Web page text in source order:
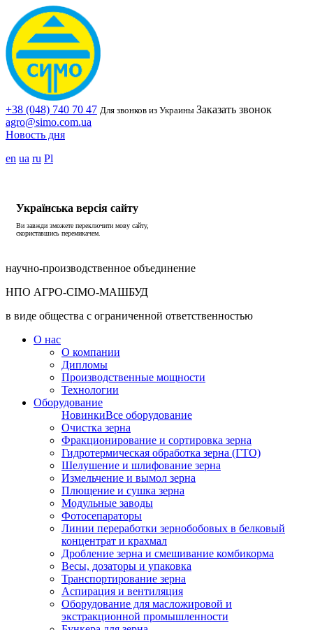
+38 (048) 740 70 47 Для звонков из Украины Заказать звонок
agro@simo.com.ua
Новость дня
en ua ru Pl
Українська версія сайту
Ви завжди зможете переключити мову сайту,
скориставшись перемикачем.
научно-производственное объединение
НПО АГРО-СІМО-МАШБУД
в виде общества с ограниченной ответственностью
О нас
О компании
Дипломы
Производственные мощности
Технологии
Оборудование
НовинкиВсе оборудование
Очистка зерна
Фракционирование и сортировка зерна
Гидротермическая обработка зерна (ГТО)
Шелушение и шлифование зерна
Измельчение и вымол зерна
Плющение и сушка зерна
Модульные заводы
Фотосепараторы
Линии переработки зернобобовых в белковый
концентрат и крахмал
Дробление зерна и смешивание комбикорма
Весы, дозаторы и упаковка
Транспортирование зерна
Аспирация и вентиляция
Оборудование для масложировой и
экстракционной промышленности